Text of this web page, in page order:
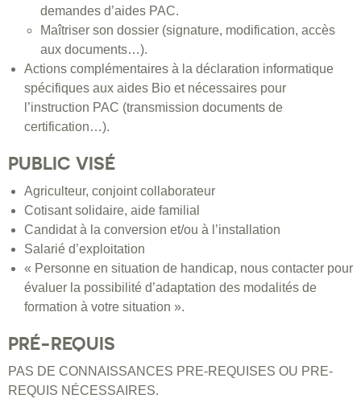
demandes d’aides PAC.
Maîtriser son dossier (signature, modification, accès
aux documents…).
Actions complémentaires à la déclaration informatique
spécifiques aux aides Bio et nécessaires pour
l’instruction PAC (transmission documents de
certification…).
PUBLIC VISÉ
Agriculteur, conjoint collaborateur
Cotisant solidaire, aide familial
Candidat à la conversion et/ou à l’installation
Salarié d’exploitation
« Personne en situation de handicap, nous contacter pour
évaluer la possibilité d’adaptation des modalités de
formation à votre situation ».
PRÉ-REQUIS
PAS DE CONNAISSANCES PRE-REQUISES OU PRE-
REQUIS NÉCESSAIRES.